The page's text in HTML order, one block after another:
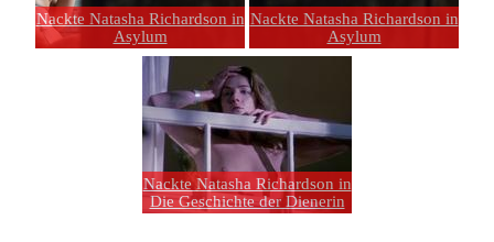
Nackte Natasha Richardson in
Asylum
Nackte Natasha Richardson in
Asylum
Nackte Natasha Richardson in
Die Geschichte der Dienerin